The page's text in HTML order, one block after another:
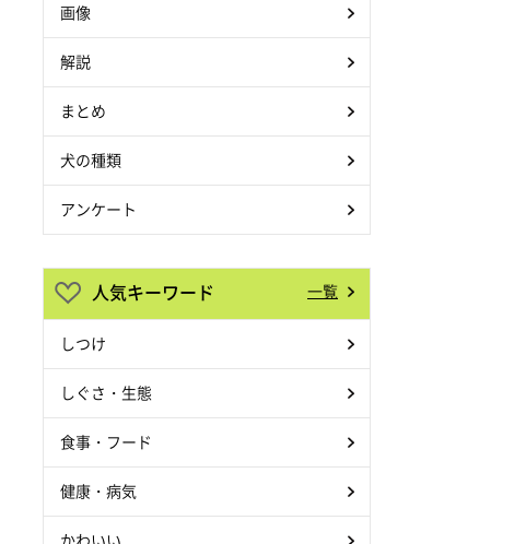
画像
解説
まとめ
犬の種類
アンケート
人気キーワード 一覧
しつけ
しぐさ・生態
食事・フード
健康・病気